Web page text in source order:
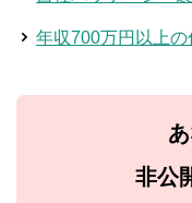
年収700万円以上の
非公